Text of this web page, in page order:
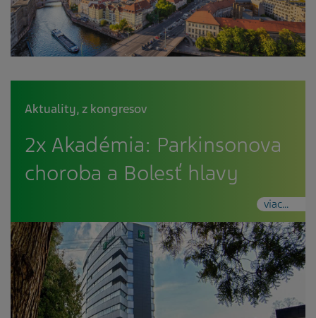
Aktuality,z kongresov
2x Akadémia: Parkinsonova
choroba a Bolesť hlavy
viac...